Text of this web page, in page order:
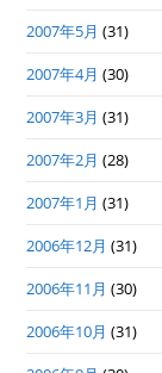
2007年5月 (31)
2007年4月 (30)
2007年3月 (31)
2007年2月 (28)
2007年1月 (31)
2006年12月 (31)
2006年11月 (30)
2006年10月 (31)